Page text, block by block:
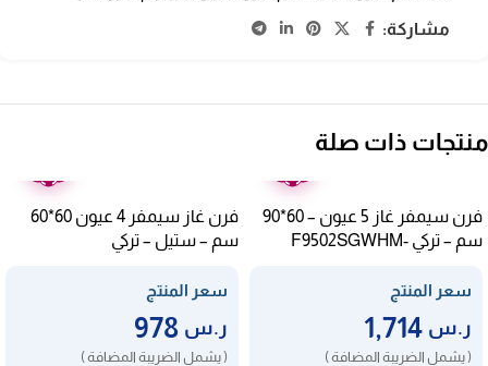
مشاركة:
منتجات ذات صلة
فرن سيمفر غاز 5 عيون – 60*90
سم – تركي F9502SGWHM-
سعر المنتج
ر.س
( يشمل الضريبة المضافة )
فرن غاز سيمفر 4 عيون 60*60
سم – ستيل – تركي
سعر المنتج
ر.س
( يشمل الضريبة المضافة )